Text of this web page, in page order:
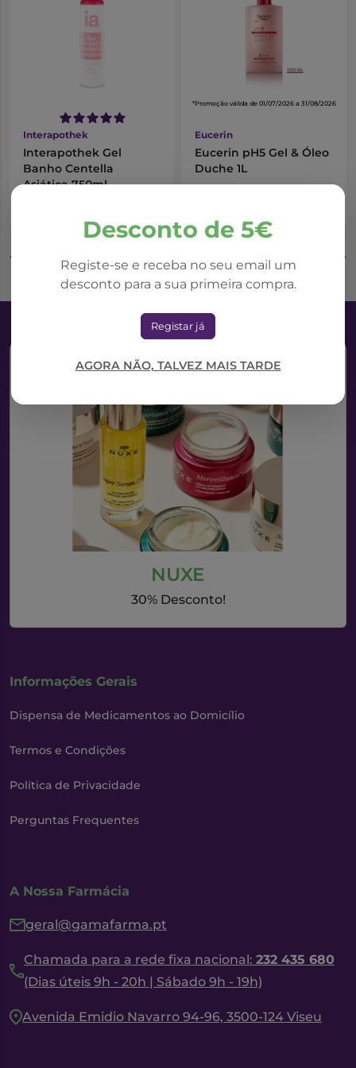
Desconto de 5€
Registe-se e receba no seu email um
desconto para a sua primeira compra.
Registar já
AGORA NÃO, TALVEZ MAIS TARDE
Interapothek
Interapothek Gel
Banho Centella
Asiática 750ml
Adicionar ao Carrinho
*Promoção válida de 01/07/2026 a 31/08/2026
Eucerin
Eucerin pH5 Gel & Óleo
Duche 1L
Adicionar ao Carrinho
NUXE
30% Desconto!
Informações Gerais
Dispensa de Medicamentos ao Domicílio
Termos e Condições
Política de Privacidade
Perguntas Frequentes
A Nossa Farmácia
geral@gamafarma.pt
Chamada para a rede fixa nacional: 232 435 680
(Dias úteis 9h - 20h | Sábado 9h - 19h)
Avenida Emidio Navarro 94-96, 3500-124 Viseu